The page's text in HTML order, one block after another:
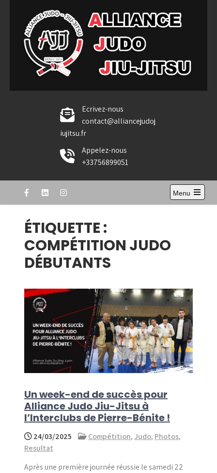
content
Alliance Judo Jiu-jitsu
Ecrivez-nous
contact@alliancejudoj
iujitsu.fr
Appelez-nous
+33756899051
Menu
Open
ÉTIQUETTE :
COMPÉTITION JUDO
DÉBUTANTS
Un week-end de succès pour
Alliance Judo Jiu-Jitsu à
l’Interclubs de Pierre-Bénite !
24/03/2025 Compétition, Judo, Photos,
Resultat
Après une première journée réussie le samedi 22